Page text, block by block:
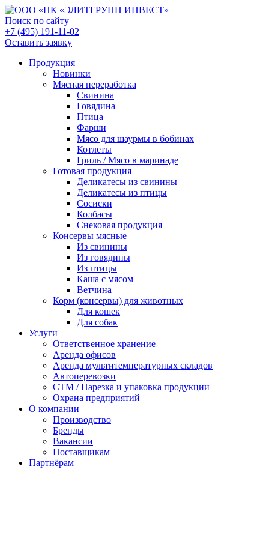
Поиск по сайту
+7 (495) 191-11-02
Оставить заявку
Продукция
Новинки
Мясная переработка
Свинина
Говядина
Птица
Фарши
Мясо для шаурмы в бобинах
Котлеты
Гриль / Мясо в маринаде
Готовая продукция
Деликатесы из свинины
Деликатесы из птицы
Сосиски
Колбасы
Снековая продукция
Консервы мясные
Из свинины
Из говядины
Из птицы
Каша с мясом
Ветчина
Корм (консервы) для животных
Для кошек
Для собак
Услуги
Ответственное хранение
Аренда офисов
Аренда мультитемпературных складов
Автоперевозки
СТМ / Нарезка и упаковка продукции
Охрана предприятий
О компании
Производство
Бренды
Вакансии
Поставщикам
Партнёрам